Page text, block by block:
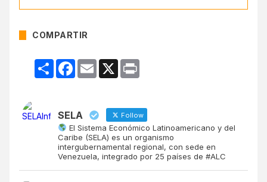
COMPARTIR
CompartirFacebook
Email X
SELA Follow
El Sistema Económico Latinoamericano y del
Caribe (SELA) es un organismo
intergubernamental regional, con sede en
Venezuela, integrado por 25 países de #ALC